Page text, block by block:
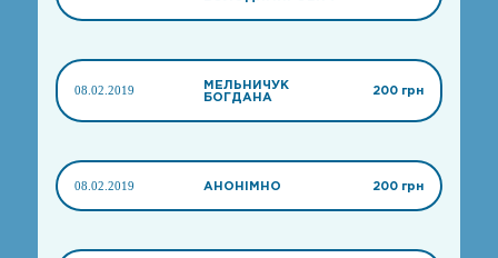
08.02.2019
МЕЛЬНИЧУК
БОГДАНА
200 грн
08.02.2019 АНОНІМНО 200 грн